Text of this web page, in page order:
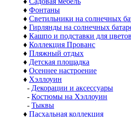
♦ Фонтаны
♦ Светильники на солнечных
♦ Гирлянды на солнечных
♦ Кашпо и подставки для цветов
♦ Коллекция Прованс
♦ Пляжный отдых
♦ Детская площадка
♦ Осеннее настроение
♦ Хэллоуин
- Декорации и аксессуары
- Костюмы на Хэллоуин
- Тыквы
♦ Пасхальная коллекция